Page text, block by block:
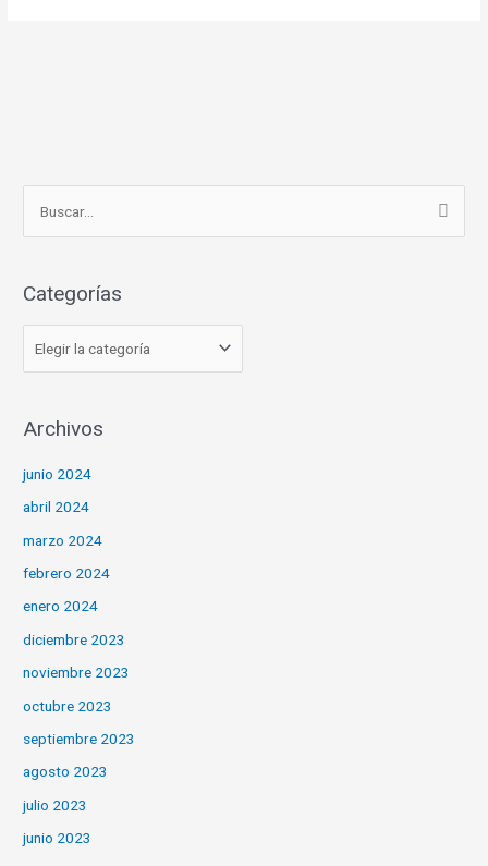
c
o
:
Categorías
e
r
a
Archivos
junio 2024
abril 2024
marzo 2024
febrero 2024
enero 2024
diciembre 2023
noviembre 2023
octubre 2023
septiembre 2023
agosto 2023
julio 2023
junio 2023